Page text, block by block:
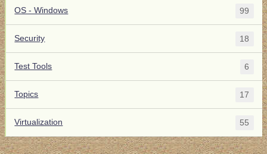
OS - Windows 99
Security 18
Test Tools 6
Topics 17
Virtualization 55